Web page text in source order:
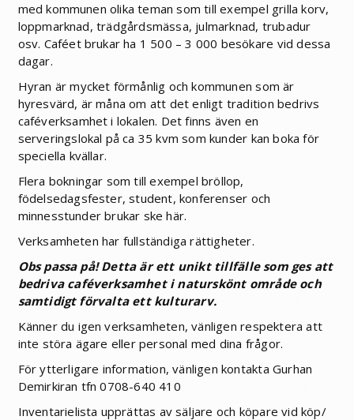
med kommunen olika teman som till exempel grilla korv,
loppmarknad, trädgårdsmässa, julmarknad, trubadur
osv. Caféet brukar ha 1 500 – 3 000 besökare vid dessa
dagar.
Hyran är mycket förmånlig och kommunen som är
hyresvärd, är måna om att det enligt tradition bedrivs
caféverksamhet i lokalen. Det finns även en
serveringslokal på ca 35 kvm som kunder kan boka för
speciella kvällar.
Flera bokningar som till exempel bröllop,
födelsedagsfester, student, konferenser och
minnesstunder brukar ske här.
Verksamheten har fullständiga rättigheter.
Obs passa på! Detta är ett unikt tillfälle som ges att
bedriva caféverksamhet i naturskönt område och
samtidigt förvalta ett kulturarv.
Känner du igen verksamheten, vänligen respektera att
inte störa ägare eller personal med dina frågor.
För ytterligare information, vänligen kontakta Gurhan
Demirkiran tfn 0708-640 410
Inventarielista upprättas av säljare och köpare vid köp/